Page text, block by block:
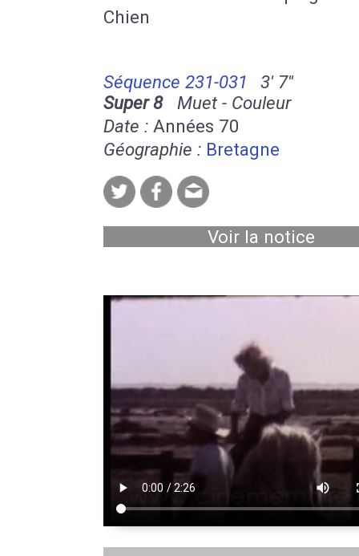
Chien
Séquence 231-031
3' 7''
Super 8Muet - Couleur
Date : Années 70
Géographie : Bretagne
Voir la notice